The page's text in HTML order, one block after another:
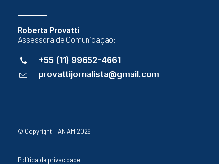
Roberta Provatti
Assessora de Comunicação:
+55 (11) 99652-4661
provattijornalista@gmail.com
© Copyright – ANIAM 2026
Política de privacidade